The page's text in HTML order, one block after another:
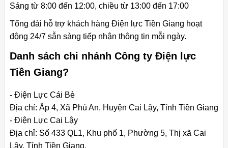
Sáng từ 8:00 đến 12:00, chiều từ 13:00 đến 17:00
Tổng đài hỗ trợ khách hàng Điện lực Tiền Giang hoạt
động 24/7 sẵn sàng tiếp nhận thông tin mỗi ngày.
Danh sách chi nhánh Công ty Điện lực
Tiền Giang?
- Điện Lực Cái Bè
Địa chỉ: Ấp 4, Xã Phú An, Huyện Cai Lậy, Tỉnh Tiền Giang
- Điện Lực Cai Lậy
Địa chỉ: Số 433 QL1, Khu phố 1, Phường 5, Thị xã Cai
Lậy, Tỉnh Tiền Giang.